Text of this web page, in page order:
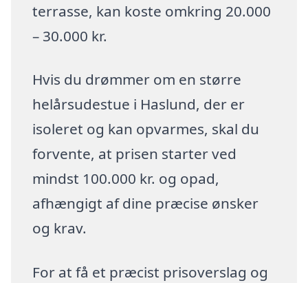
terrasse, kan koste omkring 20.000
– 30.000 kr.
Hvis du drømmer om en større
helårsudestue i Haslund, der er
isoleret og kan opvarmes, skal du
forvente, at prisen starter ved
mindst 100.000 kr. og opad,
afhængigt af dine præcise ønsker
og krav.
For at få et præcist prisoverslag og